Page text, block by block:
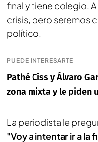
final y tiene colegio.
crisis, pero seremos
político.
PUEDE INTERESARTE
Pathé Ciss y Álvaro
zona mixta y le piden
La periodista le
"Voy a intentar ir a la